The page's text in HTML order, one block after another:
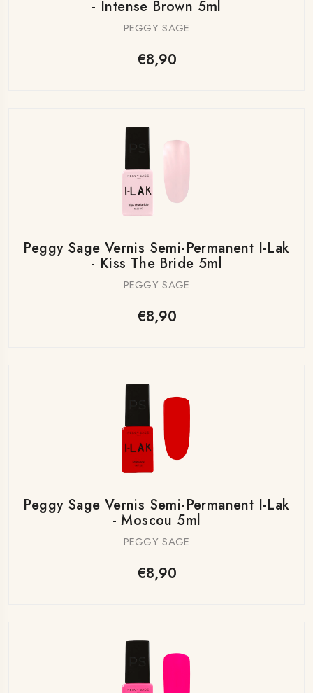
- Intense Brown 5ml
PEGGY SAGE
€8,90
Peggy Sage Vernis Semi-Permanent I-Lak
- Kiss The Bride 5ml
PEGGY SAGE
€8,90
Peggy Sage Vernis Semi-Permanent I-Lak
- Moscou 5ml
PEGGY SAGE
€8,90